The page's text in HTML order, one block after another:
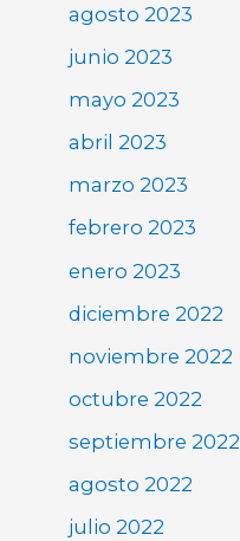
agosto 2023
junio 2023
mayo 2023
abril 2023
marzo 2023
febrero 2023
enero 2023
diciembre 2022
noviembre 2022
octubre 2022
septiembre 2022
agosto 2022
julio 2022